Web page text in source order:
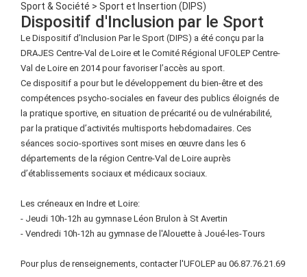
Sport & Société > Sport et Insertion (DIPS)
Dispositif d'Inclusion par le Sport
Le Dispositif d’Inclusion Par le Sport (DIPS) a été conçu par la
DRAJES Centre-Val de Loire et le Comité Régional UFOLEP Centre-
Val de Loire en 2014 pour favoriser l’accès au sport.
Ce dispositif a pour but le développement du bien-être et des
compétences psycho-sociales en faveur des publics éloignés de
la pratique sportive, en situation de précarité ou de vulnérabilité,
par la pratique d’activités multisports hebdomadaires. Ces
séances socio-sportives sont mises en œuvre dans les 6
départements de la région Centre-Val de Loire auprès
d’établissements sociaux et médicaux sociaux.
Les créneaux en Indre et Loire:
- Jeudi 10h-12h au gymnase Léon Brulon à St Avertin
- Vendredi 10h-12h au gymnase de l'Alouette à Joué-les-Tours
Pour plus de renseignements, contacter l'UFOLEP au 06.87.76.21.69